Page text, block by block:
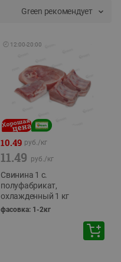
Green рекомендует
🕘 12:00-20:00
10.49 руб./кг
11.49 руб./кг
Свинина 1 с.
полуфабрикат,
охлажденный 1 кг
фасовка: 1-2кг